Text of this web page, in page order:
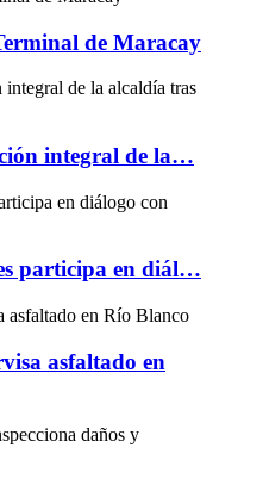
de Maracay
integral de la…
participa en diál…
asfaltado en